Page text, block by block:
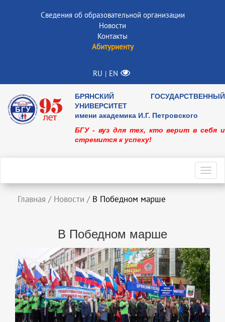
Сведения об образовательной организации
Новости
Контакты
Абитуриенту
RU | EN
БРЯНСКИЙ ГОСУДАРСТВЕННЫЙ
УНИВЕРСИТЕТ
имени академика И.Г. Петровского
БГУ - вуз для тех, кто верит в себя и
стремится к успеху!
Главная / Новости / В Победном марше
В Победном марше